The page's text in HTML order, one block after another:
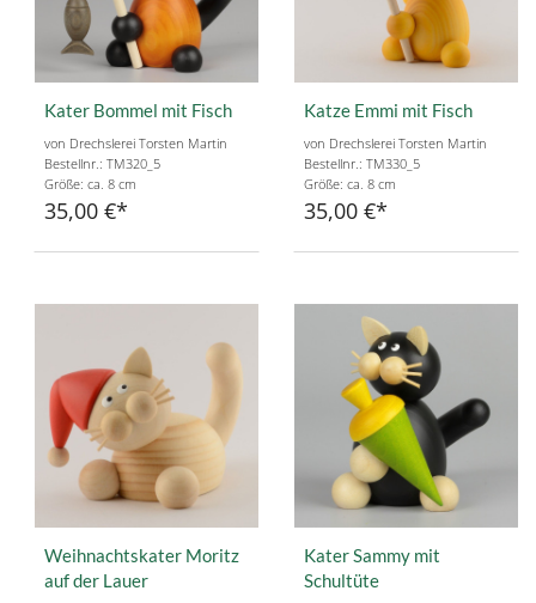
Kater Bommel mit Fisch
von Drechslerei Torsten Martin
Bestellnr.: TM320_5
Größe: ca. 8 cm
35,00 €
Katze Emmi mit Fisch
von Drechslerei Torsten Martin
Bestellnr.: TM330_5
Größe: ca. 8 cm
35,00 €
Weihnachtskater Moritz
auf der Lauer
Kater Sammy mit
Schultüte